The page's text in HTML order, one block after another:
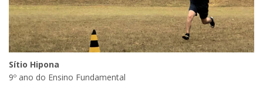
Sítio Hipona
9º ano do Ensino Fundamental